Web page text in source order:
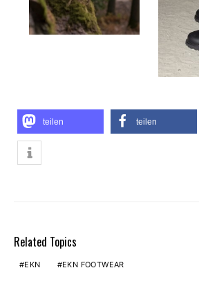
teilen teilen
Related Topics
EKN EKN FOOTWEAR